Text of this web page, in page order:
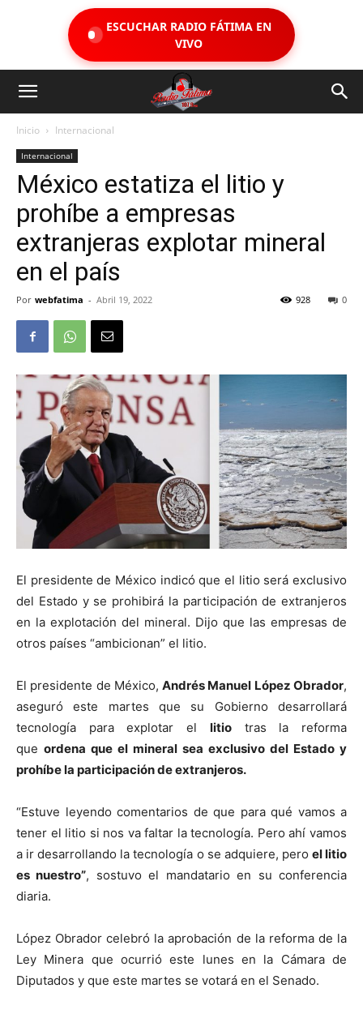
ESCUCHAR RADIO FÁTIMA EN
VIVO
Inicio Internacional
Internacional
México estatiza el litio y
prohíbe a empresas
extranjeras explotar mineral
en el país
Por webfatima - Abril 19, 2022 0
928
El presidente de México indicó que el litio será exclusivo
del Estado y se prohibirá la participación de extranjeros
en la explotación del mineral. Dijo que las empresas de
otros países “ambicionan” el litio.
El presidente de México,Andrés Manuel López Obrador,
aseguró este martes que su Gobierno desarrollará
tecnología para explotar el litiotras la reforma
que ordena que el mineral sea exclusivo del Estado y
prohíbe la participación de extranjeros.
“Estuve leyendo comentarios de que para qué vamos a
tener el litio si nos va faltar la tecnología. Pero ahí vamos
a ir desarrollando la tecnología o se adquiere, pero el litio
es nuestro”, sostuvo el mandatario en su conferencia
diaria.
López Obrador celebró la aprobación de la reforma de la
Ley Minera que ocurrió este lunes en la Cámara de
Diputados y que este martes se votará en el Senado.